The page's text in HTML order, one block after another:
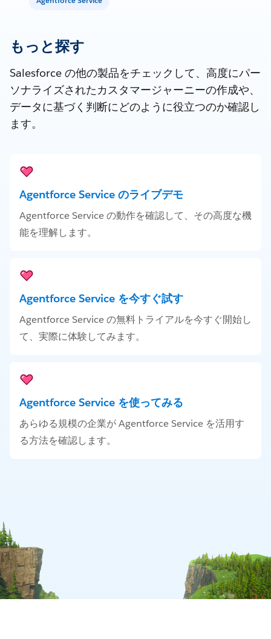
もっと探す
Salesforce の他の製品をチェックして、高度にパー
ソナライズされたカスタマージャーニーの作成や、
データに基づく判断にどのように役立つのか確認し
ます。
Agentforce Service のライブデモ
Agentforce Service の動作を確認して、その高度な機
能を理解します。
Agentforce Service を今すぐ試す
Agentforce Service の無料トライアルを今すぐ開始し
て、実際に体験してみます。
Agentforce Service を使ってみる
あらゆる規模の企業が Agentforce Service を活用す
る方法を確認します。